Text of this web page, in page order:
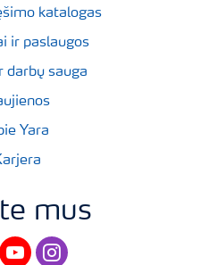
katalogas
ir paslaugos
darbų sauga
Yara
mus
youtubeinstagram